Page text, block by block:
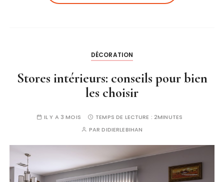
DÉCORATION
Stores intérieurs: conseils pour bien
les choisir
IL Y A 3 MOIS TEMPS DE LECTURE :2MINUTES
PARDIDIERLEBIHAN